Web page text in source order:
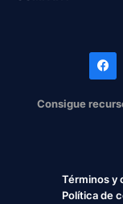
Consigue
Términos y
Política de